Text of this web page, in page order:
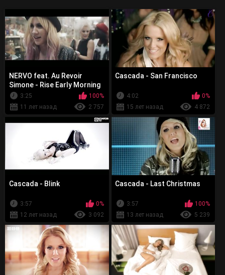
NERVO feat. Au Revoir
Simone - Rise Early Morning
3:25
100%
11 лет назад
2 757
Cascada - San Francisco
4:02
0%
15 лет назад
4 872
Cascada - Blink
3:57
0%
12 лет назад
3 092
Cascada - Last Christmas
3:57
100%
13 лет назад
5 239